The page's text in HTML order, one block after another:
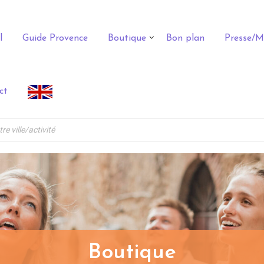
Guide Provence Boutique Bon plan Presse/
Boutique